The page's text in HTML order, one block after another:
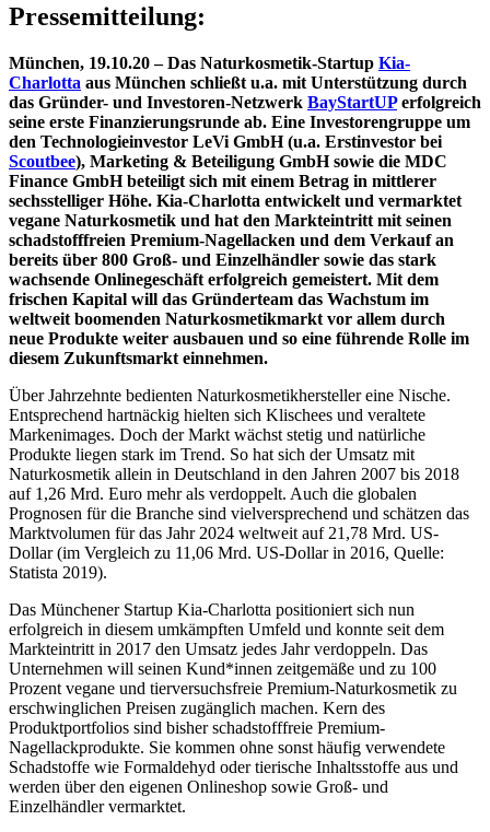
Pressemitteilung:
München, 19.10.20 – Das Naturkosmetik-Startup Kia-
Charlotta aus München schließt u.a. mit Unterstützung durch
das Gründer- und Investoren-Netzwerk BayStartUPerfolgreich
seine erste Finanzierungsrunde ab. Eine Investorengruppe um
den Technologieinvestor LeVi GmbH (u.a. Erstinvestor bei
Scoutbee), Marketing & Beteiligung GmbH sowie die MDC
Finance GmbH beteiligt sich mit einem Betrag in mittlerer
sechsstelliger Höhe. Kia-Charlotta entwickelt und vermarktet
vegane Naturkosmetik und hat den Markteintritt mit seinen
schadstofffreien Premium-Nagellacken und dem Verkauf an
bereits über 800 Groß- und Einzelhändler sowie das stark
wachsende Onlinegeschäft erfolgreich gemeistert. Mit dem
frischen Kapital will das Gründerteam das Wachstum im
weltweit boomenden Naturkosmetikmarkt vor allem durch
neue Produkte weiter ausbauen und so eine führende Rolle im
diesem Zukunftsmarkt einnehmen.
Über Jahrzehnte bedienten Naturkosmetikhersteller eine Nische.
Entsprechend hartnäckig hielten sich Klischees und veraltete
Markenimages. Doch der Markt wächst stetig und natürliche
Produkte liegen stark im Trend. So hat sich der Umsatz mit
Naturkosmetik allein in Deutschland in den Jahren 2007 bis 2018
auf 1,26 Mrd. Euro mehr als verdoppelt. Auch die globalen
Prognosen für die Branche sind vielversprechend und schätzen das
Marktvolumen für das Jahr 2024 weltweit auf 21,78 Mrd. US-
Dollar (im Vergleich zu 11,06 Mrd. US-Dollar in 2016, Quelle:
Statista 2019).
Das Münchener Startup Kia-Charlotta positioniert sich nun
erfolgreich in diesem umkämpften Umfeld und konnte seit dem
Markteintritt in 2017 den Umsatz jedes Jahr verdoppeln. Das
Unternehmen will seinen Kund*innen zeitgemäße und zu 100
Prozent vegane und tierversuchsfreie Premium-Naturkosmetik zu
erschwinglichen Preisen zugänglich machen. Kern des
Produktportfolios sind bisher schadstofffreie Premium-
Nagellackprodukte. Sie kommen ohne sonst häufig verwendete
Schadstoffe wie Formaldehyd oder tierische Inhaltsstoffe aus und
werden über den eigenen Onlineshop sowie Groß- und
Einzelhändler vermarktet.